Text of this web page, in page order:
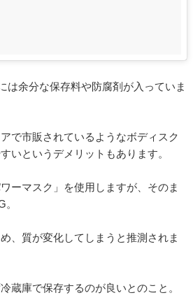
は余分な保存料や防腐剤が入っていま
で市販されているようなボディスク
いというデメリットもあります。
ーマスク」を使用しますが、そのま
、質が変化してしまうと推測されま
蔵庫で保存するのが良いとのこと。